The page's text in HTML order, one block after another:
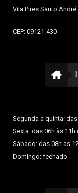
Vila Pires Santo André
CEP: 09121-430
Segunda a quinta:
Sexta: das 06h às 11h
Sábado: das 08h às
Domingo: fechado